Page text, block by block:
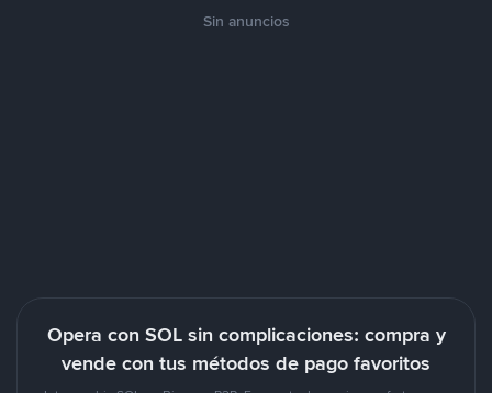
Sin anuncios
Opera con SOL sin complicaciones: compra y
vende con tus métodos de pago favoritos